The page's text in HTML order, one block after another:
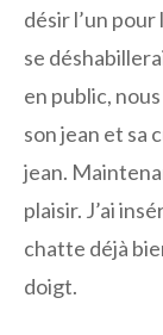
désir l’un
se
en public,
son jean et sa
jean.
plaisir. J’ai
chatte déjà
doigt.